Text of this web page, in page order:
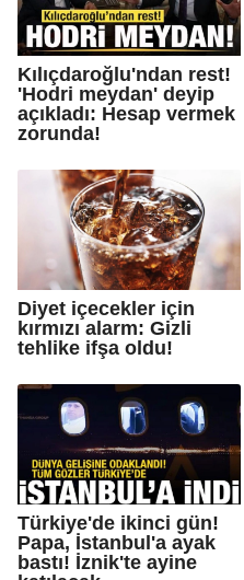
Kılıçdaroğlu'ndan rest!
'Hodri meydan' deyip
açıkladı: Hesap vermek
zorunda!
Diyet içecekler için
kırmızı alarm: Gizli
tehlike ifşa oldu!
Türkiye'de ikinci gün!
Papa, İstanbul'a ayak
bastı! İznik'te ayine